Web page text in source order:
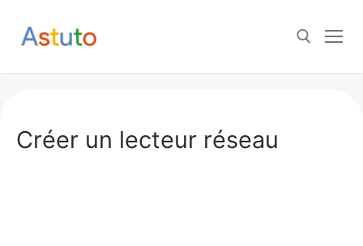
Créer un lecteur réseau